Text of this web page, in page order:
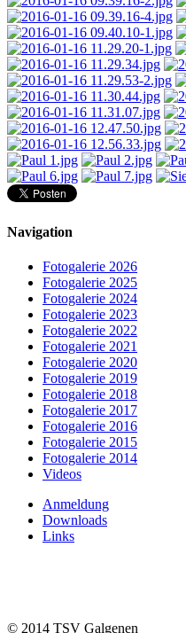
Navigation
Fotogalerie 2026
Fotogalerie 2025
Fotogalerie 2024
Fotogalerie 2023
Fotogalerie 2022
Fotogalerie 2021
Fotogalerie 2020
Fotogalerie 2019
Fotogalerie 2018
Fotogalerie 2017
Fotogalerie 2016
Fotogalerie 2015
Fotogalerie 2014
Videos
Anmeldung
Downloads
Links
© 2014 TSV Galgenen